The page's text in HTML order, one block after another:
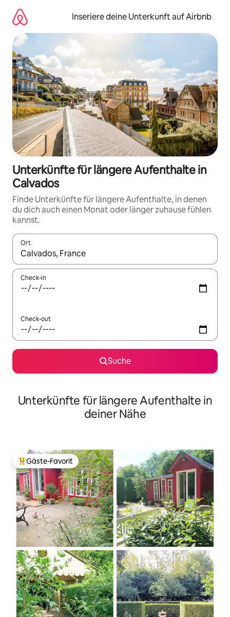
Inhalten
springen
Inseriere deine Unterkunft auf Airbnb
Unterkünfte für längere Aufenthalte in
Calvados
Finde Unterkünfte für längere Aufenthalte, in denen
du dich auch einen Monat oder länger zuhause fühlen
kannst.
Ort
Wenn Ergebnisse verfügbar sind, navigiere mit den
Check-in
Check-out
Suche
Unterkünfte für längere Aufenthalte in
deiner Nähe
Beliebter Gäste-Favorit.
Gäste-Favorit